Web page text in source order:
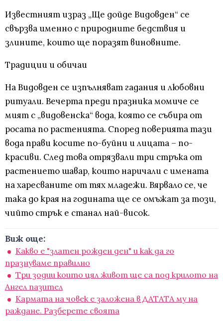
Известният израз „Ще дойде Видовден“ се
свързва именно с природните бедствия и
злините, които ще поразят виновните.
Традиции и обичаи
На Видовден се изпълняват гадания и любовни
ритуали. Вечерта преди празника момиче се
мият с „видовенска“ вода, която се събира от
росата по растенията. Според поверията тази
вода прави косите по-буйни и лицата – по-
красиви. След това отрязвали три стръка от
растението шавар, които наричали с имената
на харесваните от тях младежи. Вярвало се, че
така до края на годината ще се омъжат за този,
чийто стрък е станал най-висок.
Виж още:
Какво е "златен рожден ден" и как да го
празнуваме правилно
Три зодии които цял живот ще са под крилото на
Ангел пазител
Кармата на човек е заложена в ДАТАТА му на
раждане. Разберете своята